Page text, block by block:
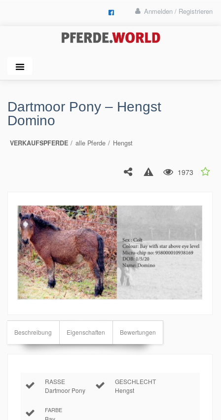
Anmelden / Registrieren
Dartmoor Pony – Hengst
Domino
VERKAUFSPFERDE alle Pferde Hengst
1973
Beschreibung Eigenschaften Bewertungen
RASSE
Dartmoor Pony
GESCHLECHT
Hengst
FARBE